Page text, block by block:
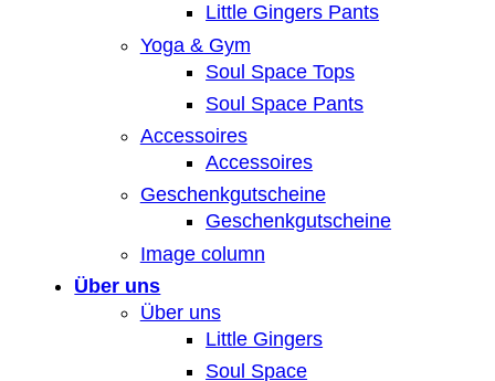
Little Gingers Pants
Yoga & Gym
Soul Space Tops
Soul Space Pants
Accessoires
Accessoires
Geschenkgutscheine
Geschenkgutscheine
Image column
Über uns
Über uns
Little Gingers
Soul Space